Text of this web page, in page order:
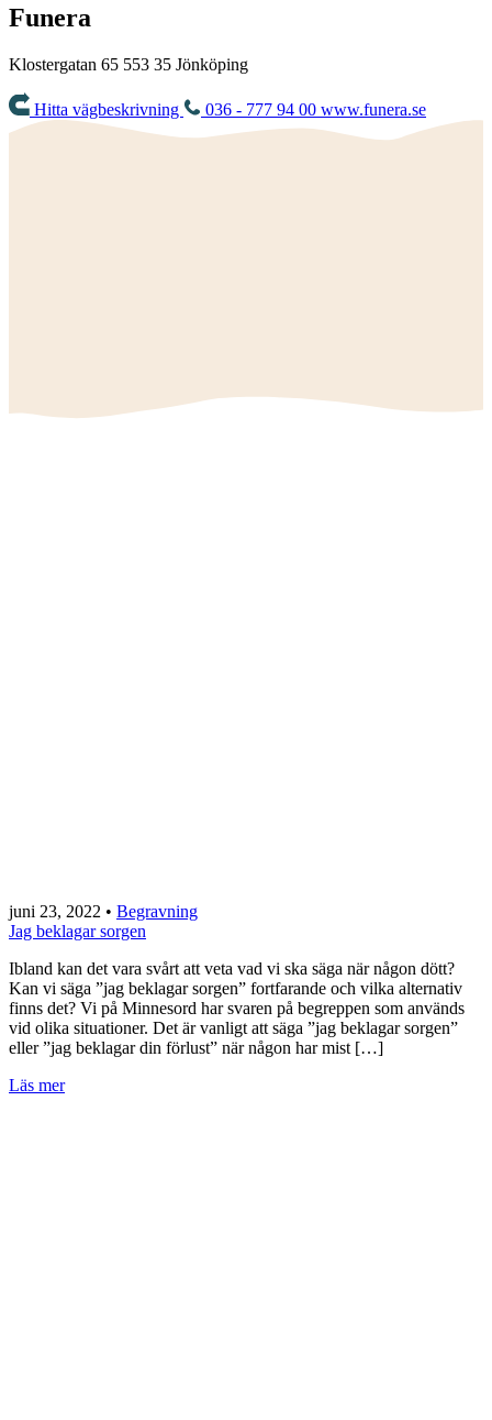
Funera
Klostergatan 65 553 35 Jönköping
Hitta vägbeskrivning 036 - 777 94 00 www.funera.se
juni 23, 2022 • Begravning
Jag beklagar sorgen
Ibland kan det vara svårt att veta vad vi ska säga när någon dött?
Kan vi säga ”jag beklagar sorgen” fortfarande och vilka alternativ
finns det? Vi på Minnesord har svaren på begreppen som används
vid olika situationer. Det är vanligt att säga ”jag beklagar sorgen”
eller ”jag beklagar din förlust” när någon har mist […]
Läs mer